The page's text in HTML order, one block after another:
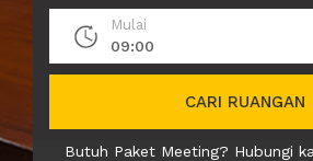
Mulai
09:00
CARI RUANGAN
Butuh Paket Meeting? Hubungi